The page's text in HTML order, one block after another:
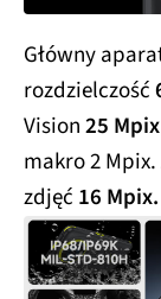
Główny
rozdzielczość
Vision25 Mpix
makro 2
zdjęć 16 Mpix.